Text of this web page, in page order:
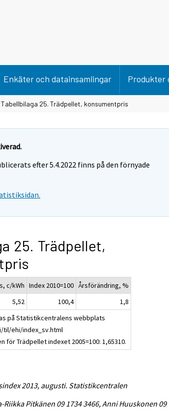
Enkäter och datainsamlingar Produkter
Tabellbilaga 25. Trädpellet, konsumentpris
efter 5.4.2022 finns på den förnyade
25. Trädpellet,
c/kWh Index 2010=100 Årsförändring, %
5,52 100,4
1,8
på Statistikcentralens webbplats
ehi/index_sv.html
för Trädpellet indexet 2005=100: 1,65310.
2013, augusti. Statistikcentralen
Pitkänen 09 1734 3466, Anni Huuskonen 09